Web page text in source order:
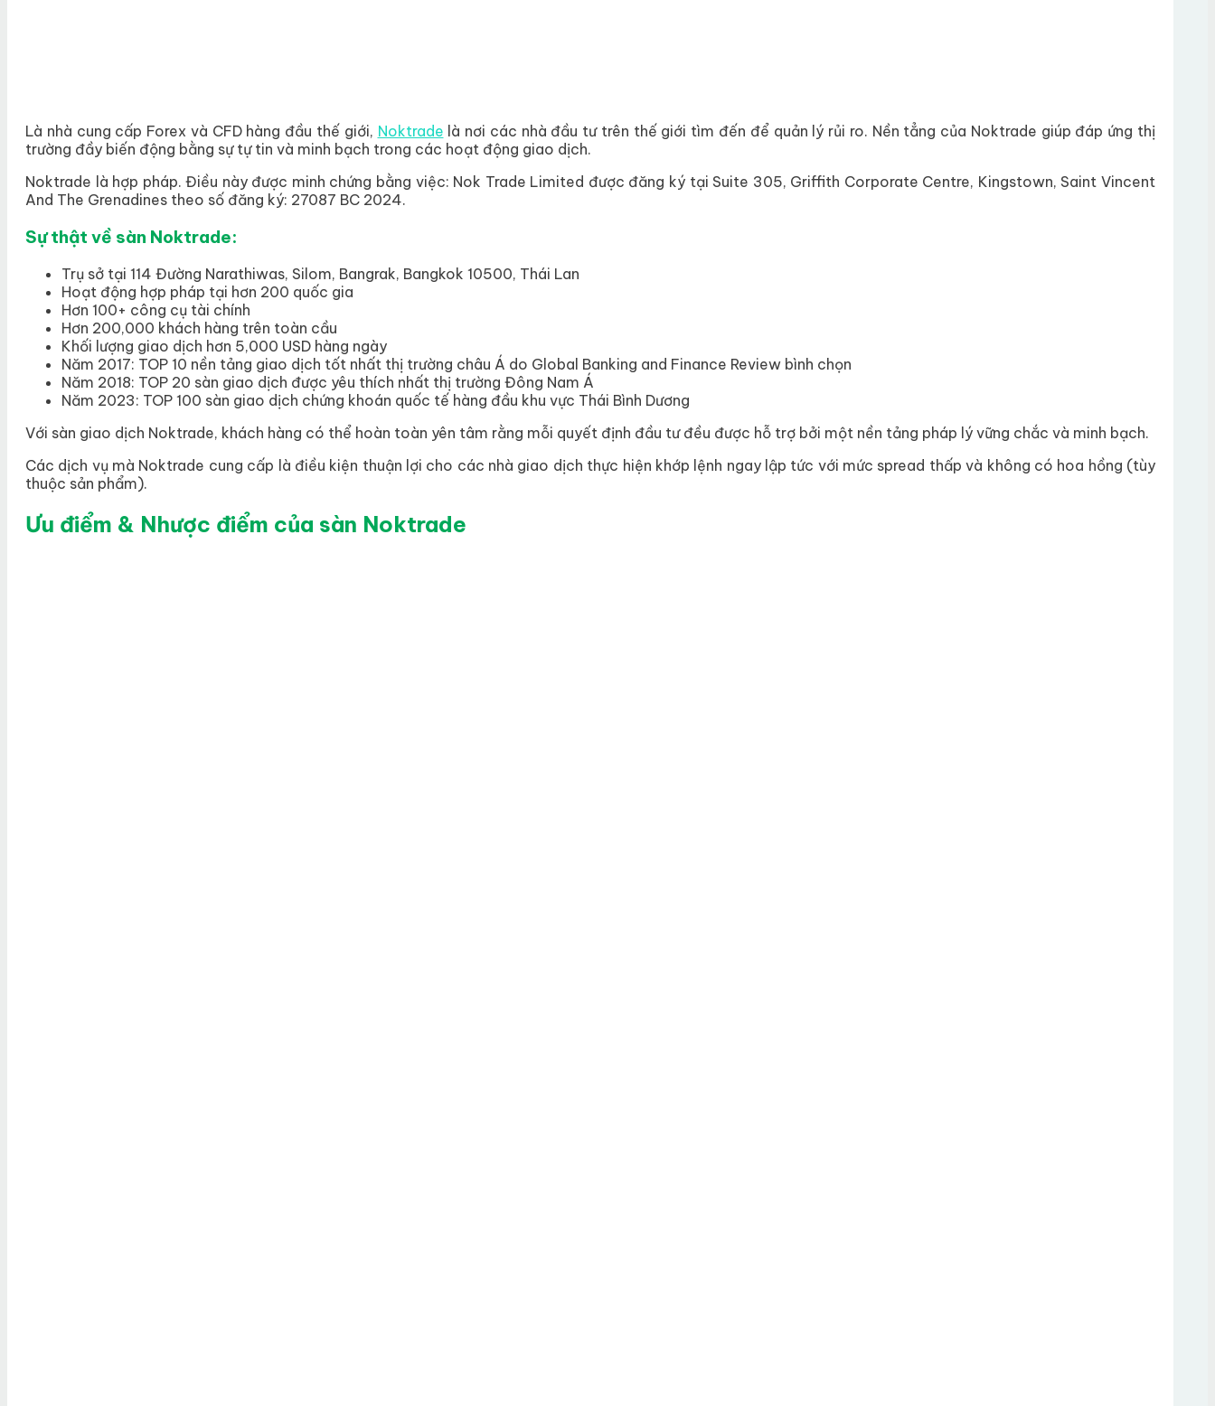
Là nhà cung cấp Forex và CFD hàng đầu thế giới, Noktrade là nơi các nhà đầu tư trên thế giới tìm đến để quản lý rủi ro. Nền tẳng của Noktrade giúp đáp ứng thị
trường đầy biến động bằng sự tự tin và minh bạch trong các hoạt động giao dịch.
Noktrade là hợp pháp. Điều này được minh chứng bằng việc: Nok Trade Limited được đăng ký tại Suite 305, Griffith Corporate Centre, Kingstown, Saint Vincent
And The Grenadines theo số đăng ký: 27087 BC 2024.
Sự thật về sàn Noktrade:
Trụ sở tại 114 Đường Narathiwas, Silom, Bangrak, Bangkok 10500, Thái Lan
Hoạt động hợp pháp tại hơn 200 quốc gia
Hơn 100+ công cụ tài chính
Hơn 200,000 khách hàng trên toàn cầu
Khối lượng giao dịch hơn 5,000 USD hàng ngày
Năm 2017: TOP 10 nền tảng giao dịch tốt nhất thị trường châu Á do Global Banking and Finance Review bình chọn
Năm 2018: TOP 20 sàn giao dịch được yêu thích nhất thị trường Đông Nam Á
Năm 2023: TOP 100 sàn giao dịch chứng khoán quốc tế hàng đầu khu vực Thái Bình Dương
Với sàn giao dịch Noktrade, khách hàng có thể hoàn toàn yên tâm rằng mỗi quyết định đầu tư đều được hỗ trợ bởi một nền tảng pháp lý vững chắc và minh bạch.
Các dịch vụ mà Noktrade cung cấp là điều kiện thuận lợi cho các nhà giao dịch thực hiện khớp lệnh ngay lập tức với mức spread thấp và không có hoa hồng (tùy
thuộc sản phẩm).
Ưu điểm & Nhược điểm của sàn Noktrade